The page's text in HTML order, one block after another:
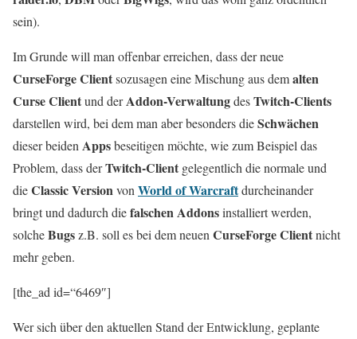
sein).
Im Grunde will man offenbar erreichen, dass der neue
CurseForge Clientsozusagen eine Mischung aus demalten
Curse Clientund derAddon-VerwaltungdesTwitch-Clients
darstellen wird, bei dem man aber besonders dieSchwächen
dieser beiden Appsbeseitigen möchte, wie zum Beispiel das
Problem, dass derTwitch-Client gelegentlich die normale und
dieClassic Versionvon World of Warcraftdurcheinander
bringt und dadurch diefalschen Addonsinstalliert werden,
solcheBugsz.B. soll es bei dem neuen CurseForge Clientnicht
mehr geben.
[the_ad id=“6469″]
Wer sich über den aktuellen Stand der Entwicklung, geplante